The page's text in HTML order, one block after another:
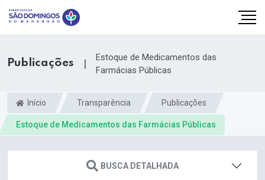
Publicações |
Estoque de Medicamentos das
Farmácias Públicas
Início Transparência Publicações
Estoque de Medicamentos das Farmácias Públicas
BUSCA DETALHADA